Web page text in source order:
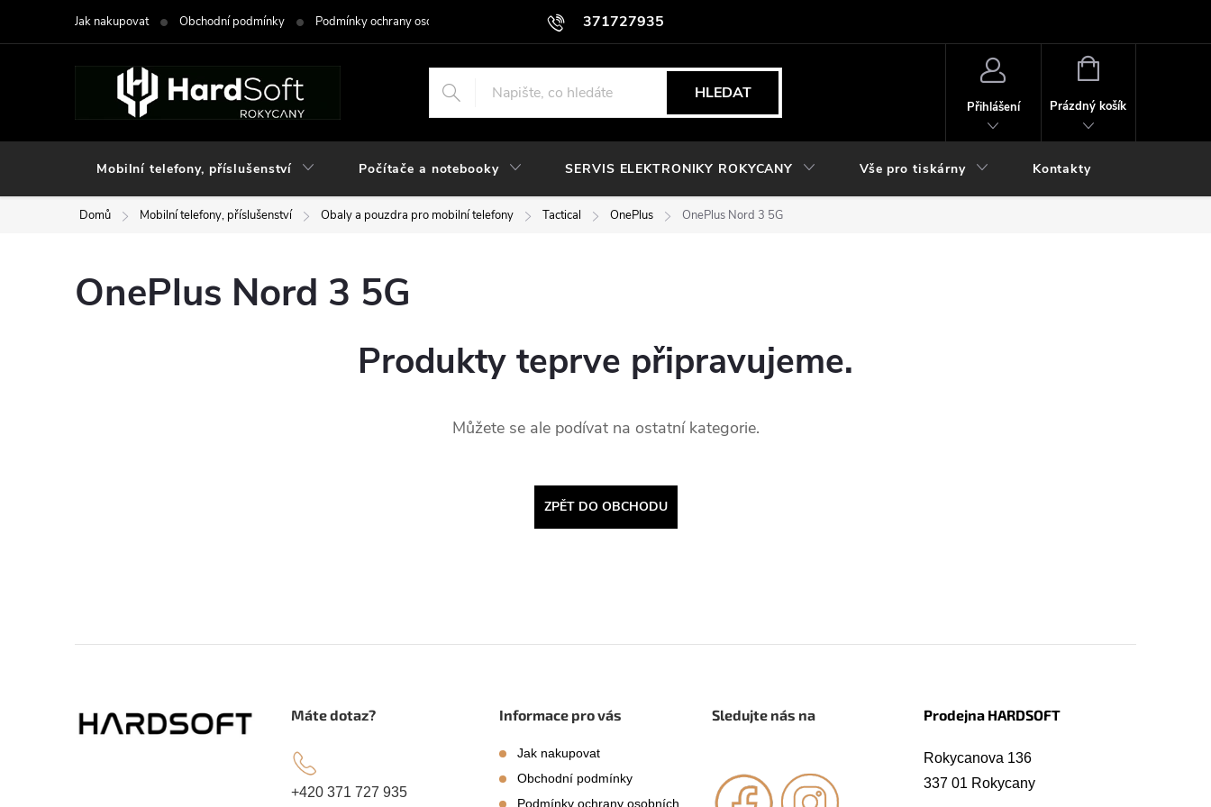
371727935
Jak nakupovat Obchodní podmínky Podmínky ochrany osobních údajů
HLEDAT
Přihlášení
NÁKUPNÍ
Prázdný košík
Mobilní telefony, příslušenství Počítače a notebooky SERVIS ELEKTRONIKY ROKYCANY Vše pro tiskárny Kontakty
Domů Mobilní telefony, příslušenství Obaly a pouzdra pro mobilní telefony Tactical OnePlus OnePlus Nord 3 5G
OnePlus Nord 3 5G
Produkty teprve připravujeme.
Můžete se ale podívat na ostatní kategorie.
ZPĚT DO OBCHODU
Máte dotaz?
+420 371 727 935
Informace pro vás
Jak nakupovat
Obchodní podmínky
Podmínky ochrany osobních
Sledujte nás na Prodejna HARDSOFT
Rokycanova 136
337 01 Rokycany